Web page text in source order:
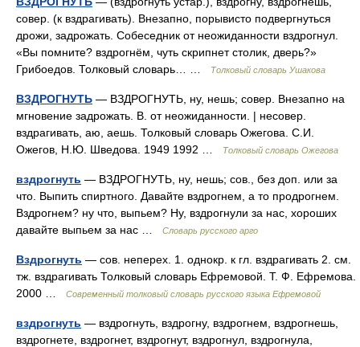
совер. (к вздрагивать). Внезапно, порывисто подвергнуться
дрожи, задрожать. Собеседник от неожиданности вздрогнул.
«Вы помните? вздрогнём, чуть скрипнет столик, дверь?»
Грибоедов. Толковый словарь… …
Толковый словарь Ушакова
ВЗДРОГНУТЬ — ВЗДРОГНУТЬ, ну, нешь; совер. Внезапно на
мгновение задрожать. В. от неожиданности. | несовер.
вздрагивать, аю, аешь. Толковый словарь Ожегова. С.И.
Ожегов, Н.Ю. Шведова. 1949 1992 …
Толковый словарь Ожегова
вздрогнуть — ВЗДРОГНУТЬ, ну, нешь; сов., без доп. или за
что. Выпить спиртного. Давайте вздрогнем, а то продрогнем.
Вздрогнем? ну что, выпьем? Ну, вздрогнули за нас, хороших
давайте выпьем за нас …
Словарь русского арго
Вздрогнуть — сов. неперех. 1. однокр. к гл. вздрагивать 2. см.
тж. вздрагивать Толковый словарь Ефремовой. Т. Ф. Ефремова.
2000 …
Современный толковый словарь русского языка Ефремовой
вздрогнуть — вздрогнуть, вздрогну, вздрогнем, вздрогнешь,
вздрогнете, вздрогнет, вздрогнут, вздрогнул, вздрогнула,